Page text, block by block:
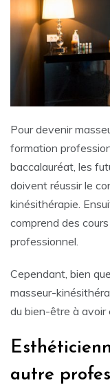
Pour devenir
formation
baccalauréat, les
doivent réussir le
kinésithérapie.
comprend des
professionnel.
Cependant, bien
masseur-
du bien-être à avoir
autre